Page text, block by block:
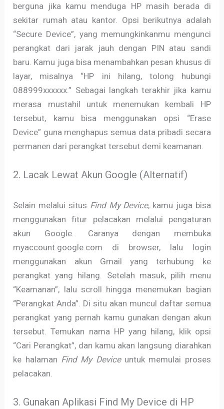
berguna jika kamu menduga HP masih berada di
sekitar rumah atau kantor. Opsi berikutnya adalah
“Secure Device”, yang memungkinkanmu mengunci
perangkat dari jarak jauh dengan PIN atau sandi
baru. Kamu juga bisa menambahkan pesan khusus di
layar, misalnya “HP ini hilang, tolong hubungi
088999xxxxxx.” Sebagai langkah terakhir jika kamu
merasa mustahil untuk menemukan kembali HP
tersebut, kamu bisa menggunakan opsi “Erase
Device” guna menghapus semua data pribadi secara
permanen dari perangkat tersebut demi keamanan.
2. Lacak Lewat Akun Google (Alternatif)
Selain melalui situs Find My Device, kamu juga bisa
menggunakan fitur pelacakan melalui pengaturan
akun Google. Caranya dengan membuka
myaccount.google.com di browser, lalu login
menggunakan akun Gmail yang terhubung ke
perangkat yang hilang. Setelah masuk, pilih menu
“Keamanan”, lalu scroll hingga menemukan bagian
“Perangkat Anda”. Di situ akan muncul daftar semua
perangkat yang pernah kamu gunakan dengan akun
tersebut. Temukan nama HP yang hilang, klik opsi
“Cari Perangkat”, dan kamu akan langsung diarahkan
ke halaman Find My Deviceuntuk memulai proses
pelacakan.
3. Gunakan Aplikasi Find My Device di HP